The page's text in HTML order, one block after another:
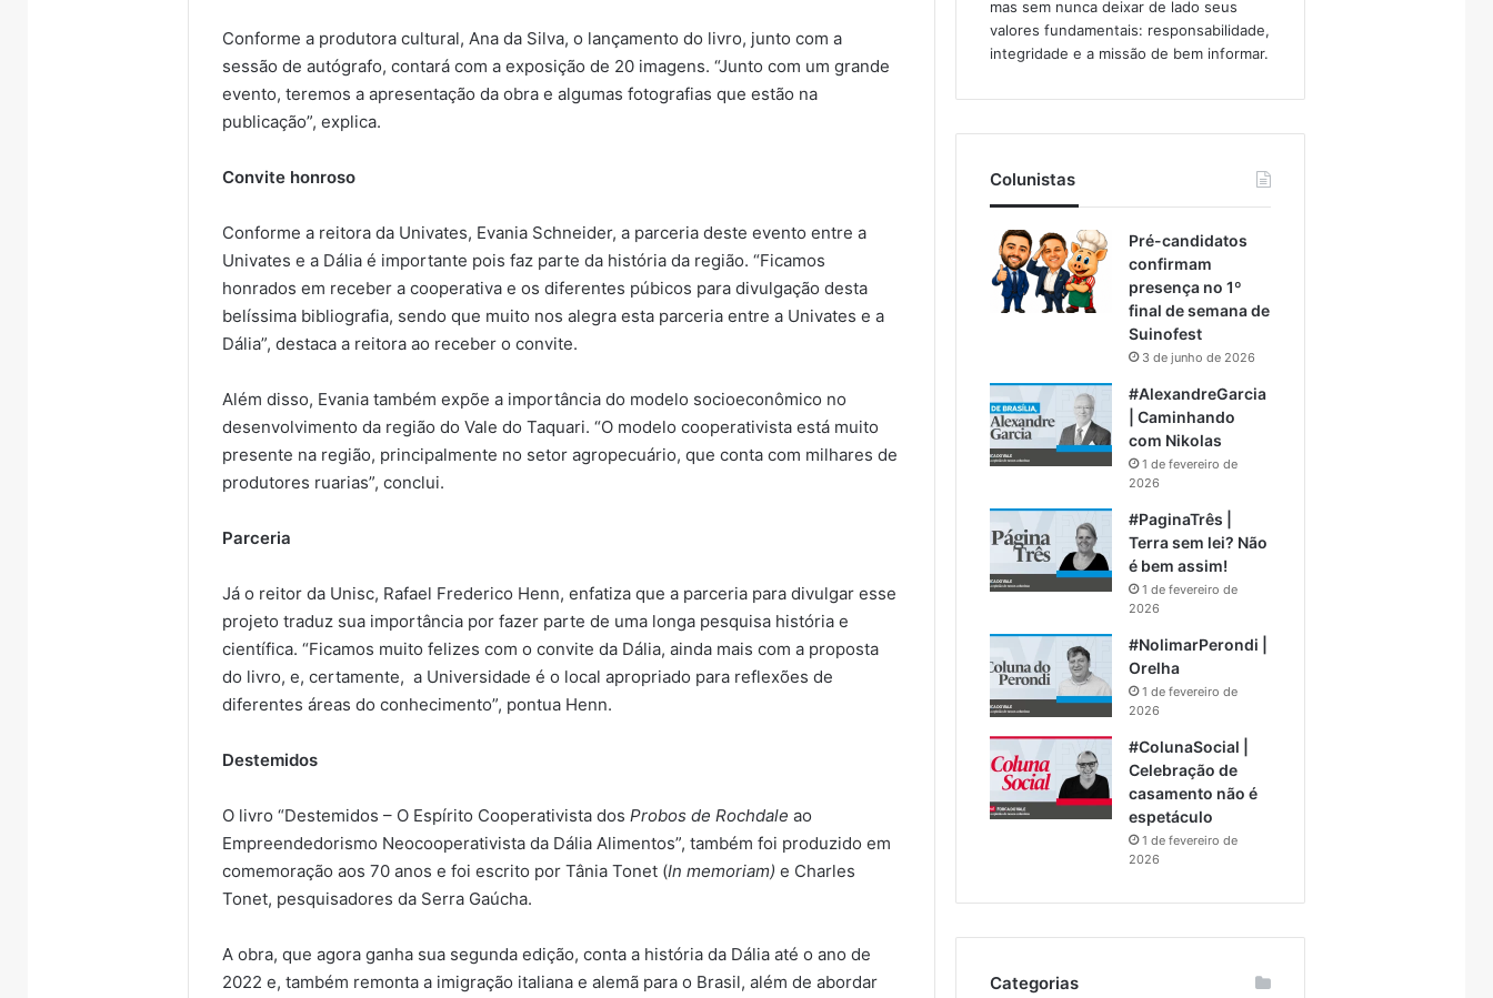
Conforme a produtora cultural, Ana da Silva, o lançamento do livro, junto com a
sessão de autógrafo, contará com a exposição de 20 imagens. “Junto com um grande
evento, teremos a apresentação da obra e algumas fotografias que estão na
publicação”, explica.
Convite honroso
Conforme a reitora da Univates, Evania Schneider, a parceria deste evento entre a
Univates e a Dália é importante pois faz parte da história da região. “Ficamos
honrados em receber a cooperativa e os diferentes púbicos para divulgação desta
belíssima bibliografia, sendo que muito nos alegra esta parceria entre a Univates e a
Dália”, destaca a reitora ao receber o convite.
Além disso, Evania também expõe a importância do modelo socioeconômico no
desenvolvimento da região do Vale do Taquari. “O modelo cooperativista está muito
presente na região, principalmente no setor agropecuário, que conta com milhares de
produtores ruarias”, conclui.
Parceria
Já o reitor da Unisc, Rafael Frederico Henn, enfatiza que a parceria para divulgar esse
projeto traduz sua importância por fazer parte de uma longa pesquisa história e
científica. “Ficamos muito felizes com o convite da Dália, ainda mais com a proposta
do livro, e, certamente, a Universidade é o local apropriado para reflexões de
diferentes áreas do conhecimento”, pontua Henn.
Destemidos
O livro “Destemidos – O Espírito Cooperativista dosProbos de Rochdale ao
Empreendedorismo Neocooperativista da Dália Alimentos”, também foi produzido em
comemoração aos 70 anos e foi escrito por Tânia Tonet (In memoriam) e Charles
Tonet, pesquisadores da Serra Gaúcha.
A obra, que agora ganha sua segunda edição, conta a história da Dália até o ano de
2022 e, também remonta a imigração italiana e alemã para o Brasil, além de abordar
mas sem nunca deixar de lado seus
valores fundamentais: responsabilidade,
integridade e a missão de bem informar.​
Colunistas
Pré-candidatos
confirmam
presença no 1º
final de semana de
Suinofest
3 de junho de 2026
#AlexandreGarcia
| Caminhando
com Nikolas
1 de fevereiro de
2026
#PaginaTrês |
Terra sem lei? Não
é bem assim!
1 de fevereiro de
2026
#NolimarPerondi |
Orelha
1 de fevereiro de
2026
#ColunaSocial |
Celebração de
casamento não é
espetáculo
1 de fevereiro de
2026
Categorias